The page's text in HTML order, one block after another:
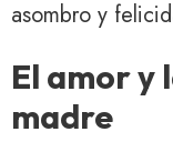
asombro y
El amor y
madre